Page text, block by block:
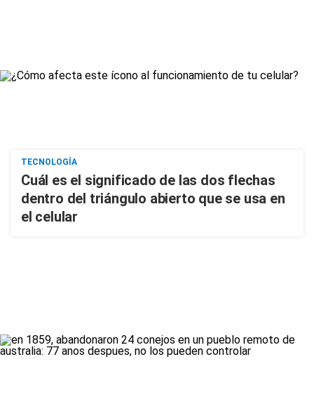
TECNOLOGÍA
Cuál es el significado de las dos flechas
dentro del triángulo abierto que se usa en
el celular